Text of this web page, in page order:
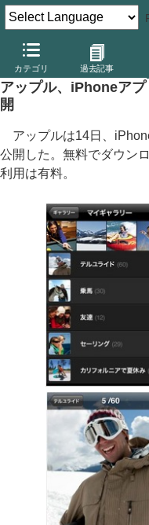
カテゴリ 過去記事
デジカメ Watch PC/モバ
アップル、iPhoneア
開
アップルは14日、
公開した。無料でダウン
利用は有料。